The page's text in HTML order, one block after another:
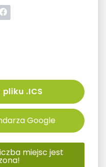
.ICS
Google
miejsc jest